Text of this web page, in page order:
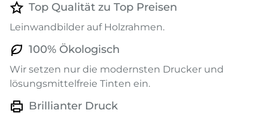
Top Qualität zu Top Preisen
Leinwandbilder auf Holzrahmen.
100% Ökologisch
Wir setzen nur die modernsten Drucker und
lösungsmittelfreie Tinten ein.
Brillianter Druck